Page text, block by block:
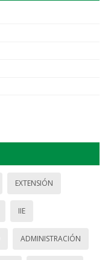
EXTENSIÓN
IIE
ADMINISTRACIÓN